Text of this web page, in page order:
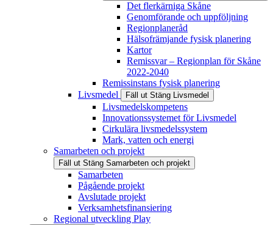
Det flerkärniga Skåne
Genomförande och uppföljning
Regionplaneråd
Hälsofrämjande fysisk planering
Kartor
Remissvar – Regionplan för Skåne
2022-2040
Remissinstans fysisk planering
Livsmedel
Fäll ut Stäng Livsmedel
Livsmedelskompetens
Innovationssystemet för Livsmedel
Cirkulära livsmedelssystem
Mark, vatten och energi
Samarbeten och projekt
Fäll ut Stäng Samarbeten och projekt
Samarbeten
Pågående projekt
Avslutade projekt
Verksamhetsfinansiering
Regional utveckling Play